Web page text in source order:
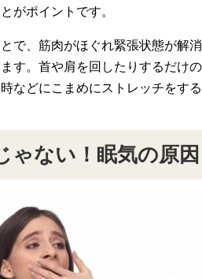
がポイントです。
で、筋肉がほぐれ緊張状態が解
す。首や肩を回したりするだけ
などにこまめにストレッチをする
ゃない！眠気の原因